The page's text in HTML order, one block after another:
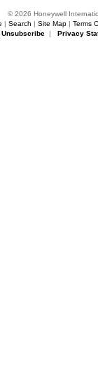
© 2026 Honeywell
| Search | Site Map| Terms
| Privacy